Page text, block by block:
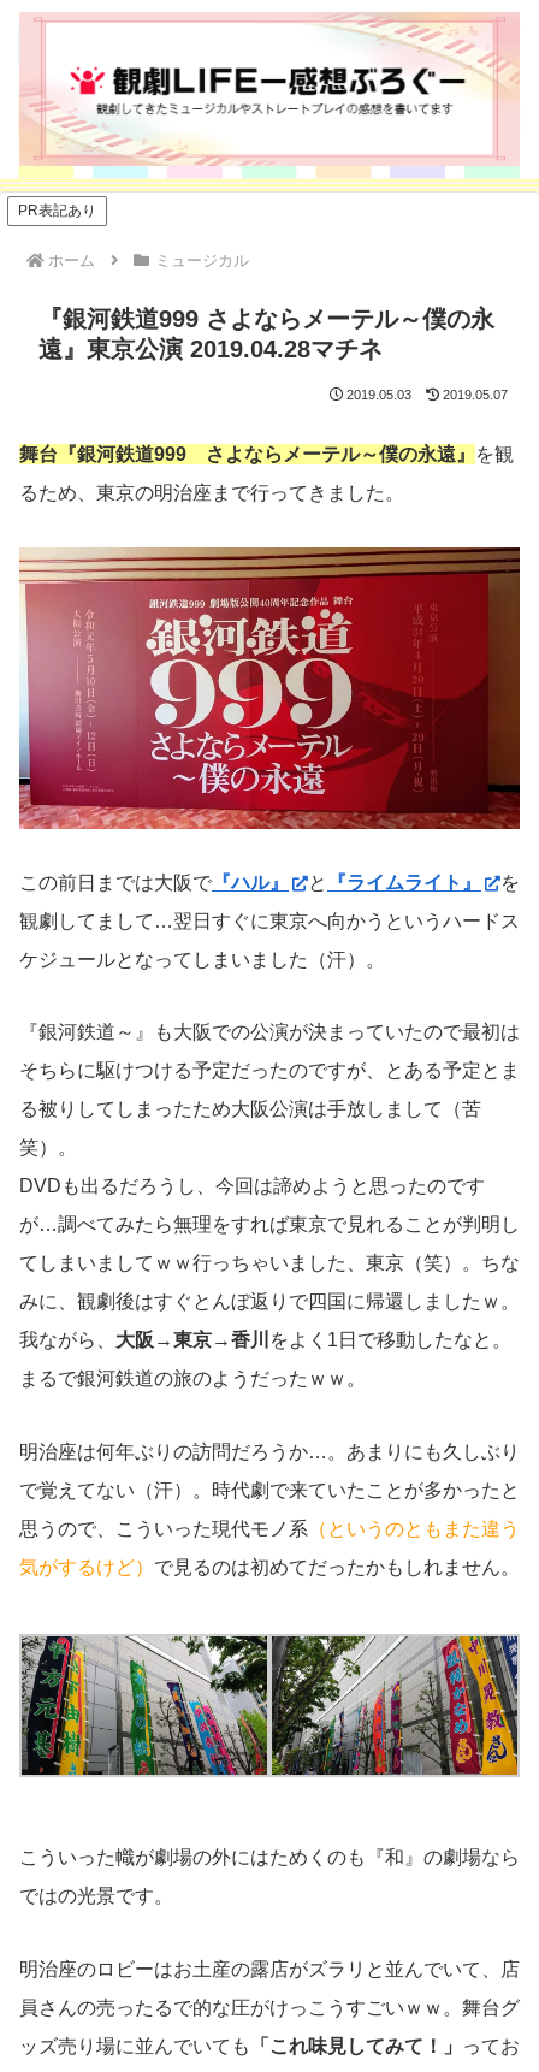
PR表記あり
ホーム ミュージカル
『銀河鉄道999 さよならメーテル～僕の永
遠』東京公演 2019.04.28マチネ
2019.05.03 2019.05.07
舞台『銀河鉄道999 さよならメーテル～僕の永遠』
を観
るため、東京の明治座まで行ってきました。
この前日までは大阪で 『ハル』 と 『ライムライト』
を
観劇してまして…翌日すぐに東京へ向かうというハードス
ケジュールとなってしまいました（汗）。
『銀河鉄道～』も大阪での公演が決まっていたので最初は
そちらに駆けつける予定だったのですが、とある予定とま
る被りしてしまったため大阪公演は手放しまして（苦
笑）。
DVDも出るだろうし、今回は諦めようと思ったのです
が…調べてみたら無理をすれば東京で見れることが判明し
てしまいましてｗｗ行っちゃいました、東京（笑）。ちな
みに、観劇後はすぐとんぼ返りで四国に帰還しましたｗ。
我ながら、 大阪→東京→香川 をよく1日で移動したなと。
まるで銀河鉄道の旅のようだったｗｗ。
明治座は何年ぶりの訪問だろうか…。あまりにも久しぶり
で覚えてない（汗）。時代劇で来ていたことが多かったと
思うので、こういった現代モノ系 （というのともまた違う
気がするけど） で見るのは初めてだったかもしれません。
こういった幟が劇場の外にはためくのも『和』の劇場なら
ではの光景です。
明治座のロビーはお土産の露店がズラリと並んでいて、店
員さんの売ったるで的な圧がけっこうすごいｗｗ。舞台グ
ッズ売り場に並んでいても
「これ味見してみて！」
ってお